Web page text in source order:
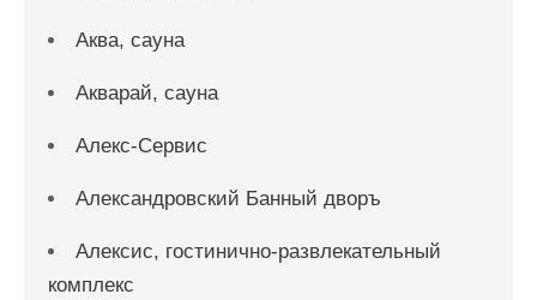
Аква, сауна
Акварай, сауна
Алекс-Сервис
Александровский Банный дворъ
Алексис, гостинично-развлекательный
комплекс